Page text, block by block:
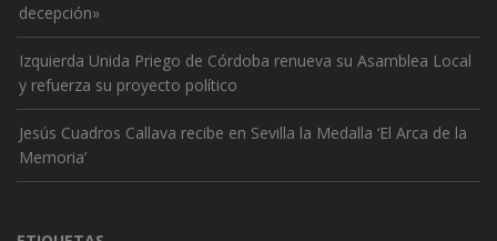
decepción»
Izquierda Unida Priego de Córdoba renueva su Asamblea Local
y refuerza su proyecto político
Jesús Cuadros Callava recibe en Sevilla la Medalla ‘El Arca de la
Memoria’